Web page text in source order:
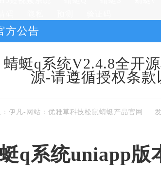
方公告
蜻蜓q系统V2.4.8全开
源-请遵循授权条
伊凡-网站：优雅草科技松鼠蜻蜓产品官网
q系统uniapp版